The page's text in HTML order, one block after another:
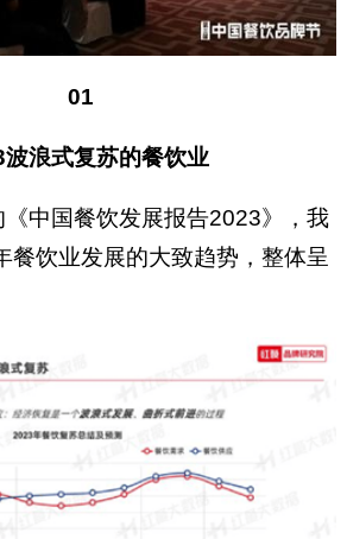
01
浪式复苏的餐饮业
中国餐饮发展报告2023》，我
餐饮业发展的大致趋势，整体呈